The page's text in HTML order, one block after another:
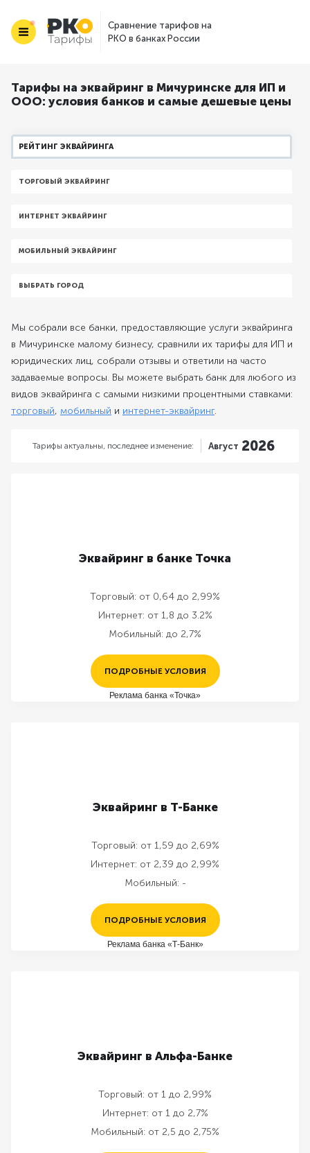
Сравнение тарифов на
РКО в банках России
Тарифы на эквайринг в Мичуринске для ИП и
ООО: условия банков и самые дешевые цены
РЕЙТИНГ ЭКВАЙРИНГА
ТОРГОВЫЙ ЭКВАЙРИНГ
ИНТЕРНЕТ ЭКВАЙРИНГ
МОБИЛЬНЫЙ ЭКВАЙРИНГ
ВЫБРАТЬ ГОРОД
Мы собрали все банки, предоставляющие услуги эквайринга
в Мичуринске малому бизнесу, сравнили их тарифы для ИП и
юридических лиц, собрали отзывы и ответили на часто
задаваемые вопросы. Вы можете выбрать банк для любого из
видов эквайринга с самыми низкими процентными ставками:
торговый, мобильный и интернет-эквайринг.
Тарифы актуальны, последнее изменение: Август 2026
Эквайринг в банке Точка
Торговый: от 0,64 до 2,99%
Интернет: от 1,8 до 3.2%
Мобильный: до 2,7%
ПОДРОБНЫЕ УСЛОВИЯ
Реклама банка «Точка»
Эквайринг в Т-Банке
Торговый: от 1,59 до 2,69%
Интернет: от 2,39 до 2,99%
Мобильный: -
ПОДРОБНЫЕ УСЛОВИЯ
Реклама банка «Т-Банк»
Эквайринг в Альфа-Банке
Торговый: от 1 до 2,99%
Интернет: от 1 до 2,7%
Мобильный: от 2,5 до 2,75%